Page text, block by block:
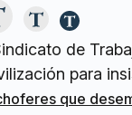
de
para
que